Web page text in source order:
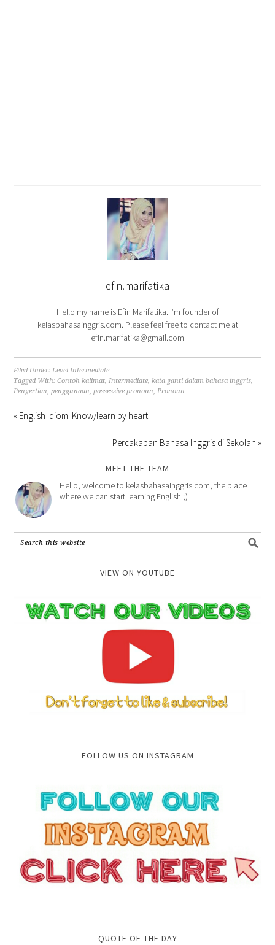
efin.marifatika
Hello my name is Efin Marifatika. I’m founder of
kelasbahasainggris.com. Please feel free to contact me at
efin.marifatika@gmail.com
Filed Under:Level Intermediate
Tagged With:Contoh kalimat,Intermediate,kata ganti dalam bahasa inggris,
Pengertian,penggunaan,possessive pronoun,Pronoun
« English Idiom: Know/learn by heart
Percakapan Bahasa Inggris di Sekolah »
MEET THE TEAM
Hello, welcome to kelasbahasainggris.com, the place
where we can start learning English ;)
VIEW ON YOUTUBE
FOLLOW US ON INSTAGRAM
QUOTE OF THE DAY